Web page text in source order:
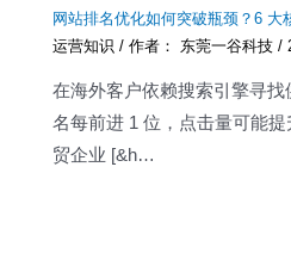
网站排名优化如何突破瓶颈？6 大
运营知识 / 作者： 东莞一谷科技/
在海外客户依赖搜索引擎寻
名每前进 1 位，点击量可能
贸企业 [&h…